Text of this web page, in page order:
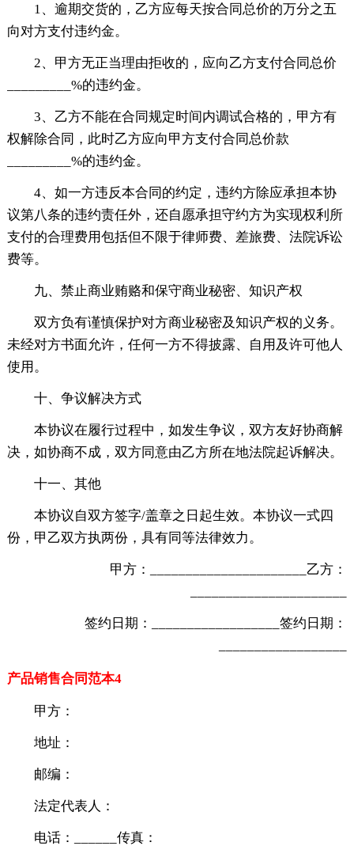
1、逾期交货的，乙方应每天按合同总价的万分之五
向对方支付违约金。
2、甲方无正当理由拒收的，应向乙方支付合同总价
_________%的违约金。
3、乙方不能在合同规定时间内调试合格的，甲方有
权解除合同，此时乙方应向甲方支付合同总价款
_________%的违约金。
4、如一方违反本合同的约定，违约方除应承担本协
议第八条的违约责任外，还自愿承担守约方为实现权利所
支付的合理费用包括但不限于律师费、差旅费、法院诉讼
费等。
九、禁止商业贿赂和保守商业秘密、知识产权
双方负有谨慎保护对方商业秘密及知识产权的义务。
未经对方书面允许，任何一方不得披露、自用及许可他人
使用。
十、争议解决方式
本协议在履行过程中，如发生争议，双方友好协商解
决，如协商不成，双方同意由乙方所在地法院起诉解决。
十一、其他
本协议自双方签字/盖章之日起生效。本协议一式四
份，甲乙双方执两份，具有同等法律效力。
甲方：______________________乙方：
签约日期：__________________签约日期：
产品销售合同范本4
甲方：
地址：
邮编：
法定代表人：
电话：______传真：